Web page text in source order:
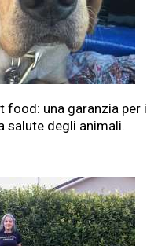
food: una garanzia per i
salute degli animali.